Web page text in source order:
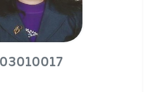
03010017